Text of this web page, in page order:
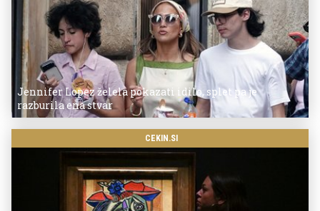
Jennifer Lopez želela pokazati idilo, splet pa je
razburila ena stvar
CEKIN.SI